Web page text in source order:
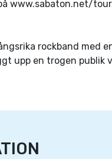
www.sabaton.net/
rockband med
upp en trogen